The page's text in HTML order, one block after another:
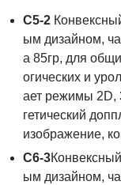
C5-2
ым дизайном,
а 85гр, для
огических и
ает режимы 2D,
гетический
изображение,
C6-3
ым дизайном,